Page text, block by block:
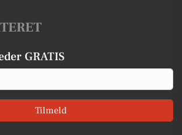
GRATIS
Tilmeld